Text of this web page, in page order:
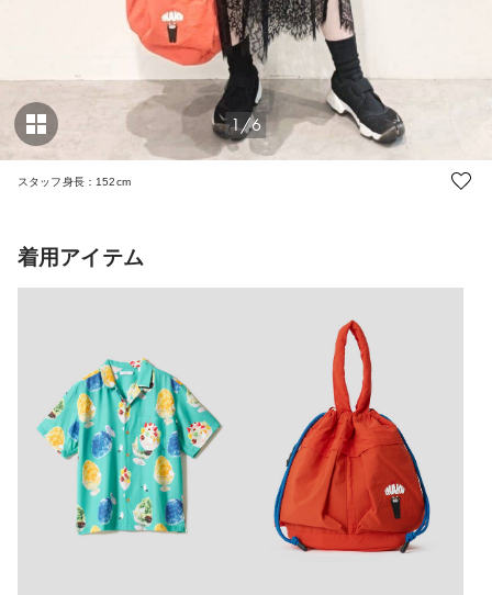
1/6
スタッフ身長：152cm
着用アイテム